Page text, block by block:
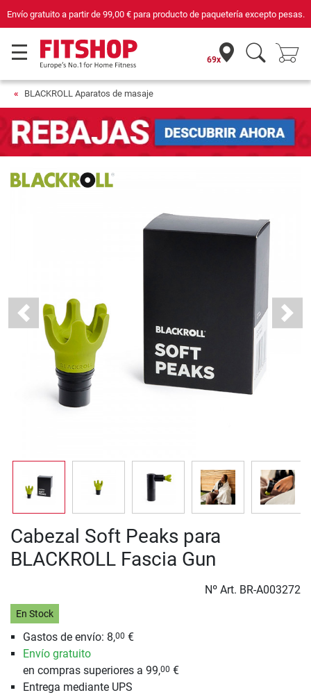
Envío gratuito a partir de 99,00 €para producto de paquetería excepto pesas.
69x
BLACKROLL Aparatos de masaje
Previous Next
Cabezal Soft Peaks para
BLACKROLL Fascia Gun
Nº Art. BR-A003272
En Stock
Gastos de envío: 8,00 €
Envío gratuito
en compras superiores a 99,00 €
Entrega mediante UPS